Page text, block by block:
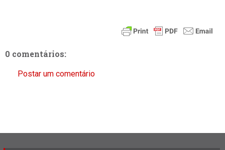
0 comentários:
Postar um comentário